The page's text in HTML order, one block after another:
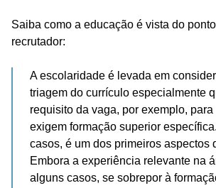
Saiba como a educação é vista do
recrutador:
A escolaridade é levada em
triagem do currículo especialmente
requisito da vaga, por exemplo,
exigem formação superior
casos, é um dos primeiros aspectos
Embora a experiência relevante na
alguns casos, se sobrepor à